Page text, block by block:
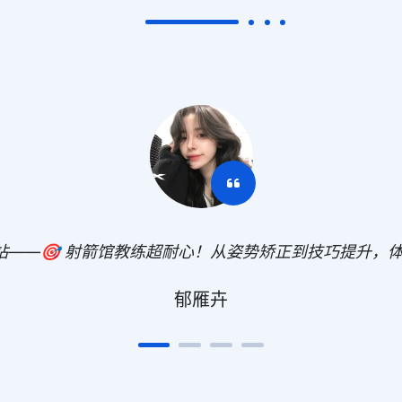
——🎯 射箭馆教练超耐心！从姿势矫正到技巧提升，
郁雁卉